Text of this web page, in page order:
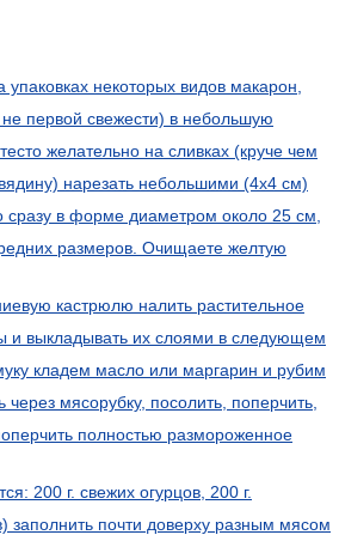
некоторых видов макарон,
первой свежести) в небольшую
желательно на сливках (круче чем
нарезать небольшими (4х4 см)
в форме диаметром около 25 см,
размеров. Очищаете желтую
кастрюлю налить растительное
и выкладывать их слоями в следующем
кладем масло или маргарин и рубим
через мясорубку, посолить, поперчить,
полностью размороженное
200 г. свежих огурцов, 200 г.
заполнить почти доверху разным мясом